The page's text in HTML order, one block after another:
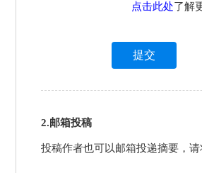
点击此处了解
2.邮箱投稿
投稿作者也可以邮箱投递摘要，